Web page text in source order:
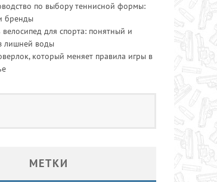
по выбору теннисной формы:
бренды
для спорта: понятный и
лишней воды
который меняет правила игры в
МЕТКИ